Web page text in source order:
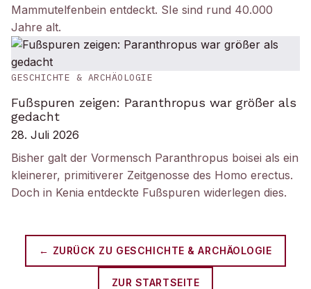
Mammutelfenbein entdeckt. SIe sind rund 40.000
Jahre alt.
GESCHICHTE & ARCHÄOLOGIE
Fußspuren zeigen: Paranthropus war größer als
gedacht
28. Juli 2026
Bisher galt der Vormensch Paranthropus boisei als ein
kleinerer, primitiverer Zeitgenosse des Homo erectus.
Doch in Kenia entdeckte Fußspuren widerlegen dies.
← ZURÜCK ZU GESCHICHTE & ARCHÄOLOGIE
ZUR STARTSEITE